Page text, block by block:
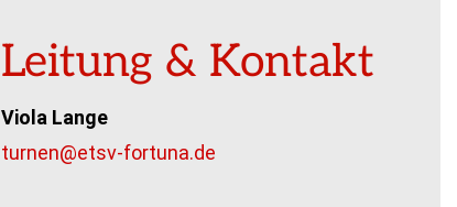
Leitung & Kontakt
Viola Lange
turnen@etsv-fortuna.de